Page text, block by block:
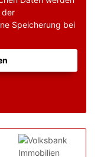
der
Speicherung bei